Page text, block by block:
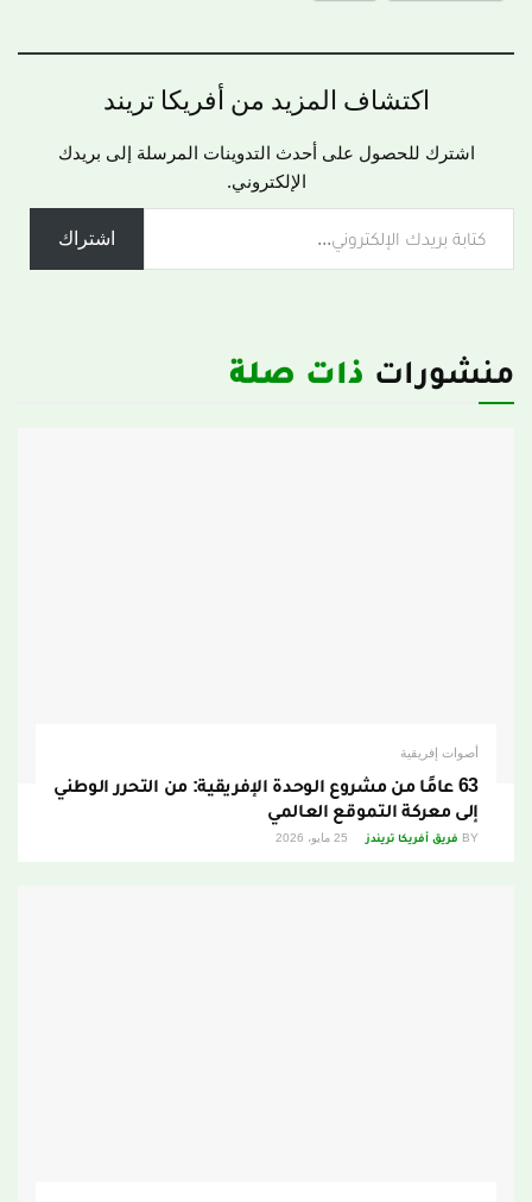
اكتشاف المزيد من أفريكا تريند
اشترك للحصول على أحدث التدوينات المرسلة إلى بريدك
الإلكتروني.
اشتراك
منشورات ذات صلة
أصوات إفريقية
63 عامًا من مشروع الوحدة الإفريقية: من التحرر الوطني
إلى معركة التموقع العالمي
BY فريق أفريكا تريندز